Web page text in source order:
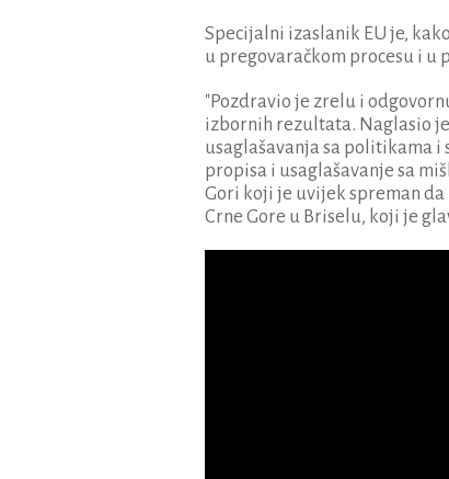
Specijalni izaslanik EU je,
u pregovaračkom procesu i u
"Pozdravio je zrelu i
izbornih rezultata. Naglasio
usaglašavanja sa politikama
propisa i usaglašavanje sa
Gori koji je uvijek spreman
Crne Gore u Briselu, koji je